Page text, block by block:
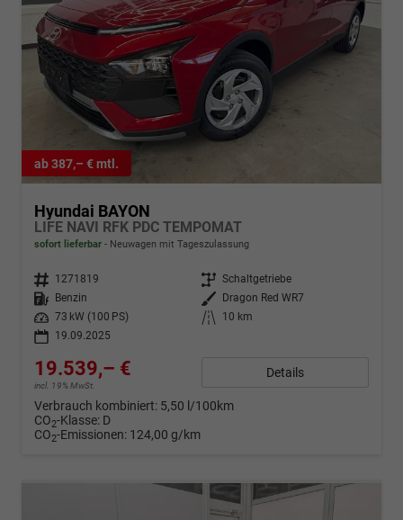
ab 387,– € mtl.
Hyundai BAYON
LIFE NAVI RFK PDC TEMPOMAT
sofort lieferbar Neuwagen mit Tageszulassung
Fahrzeugnr. 1271819 Getriebe Schaltgetriebe
Kraftstoff
Benzin Außenfarbe
Dragon Red WR7
Leistung
73 kW (100 PS) Kilometerstand
10 km
19.09.2025
19.539,– €
incl. 19% MwSt.
Details
Verbrauch kombiniert: 5,50 l/100km
CO2-Klasse: D
CO2-Emissionen: 124,00 g/km